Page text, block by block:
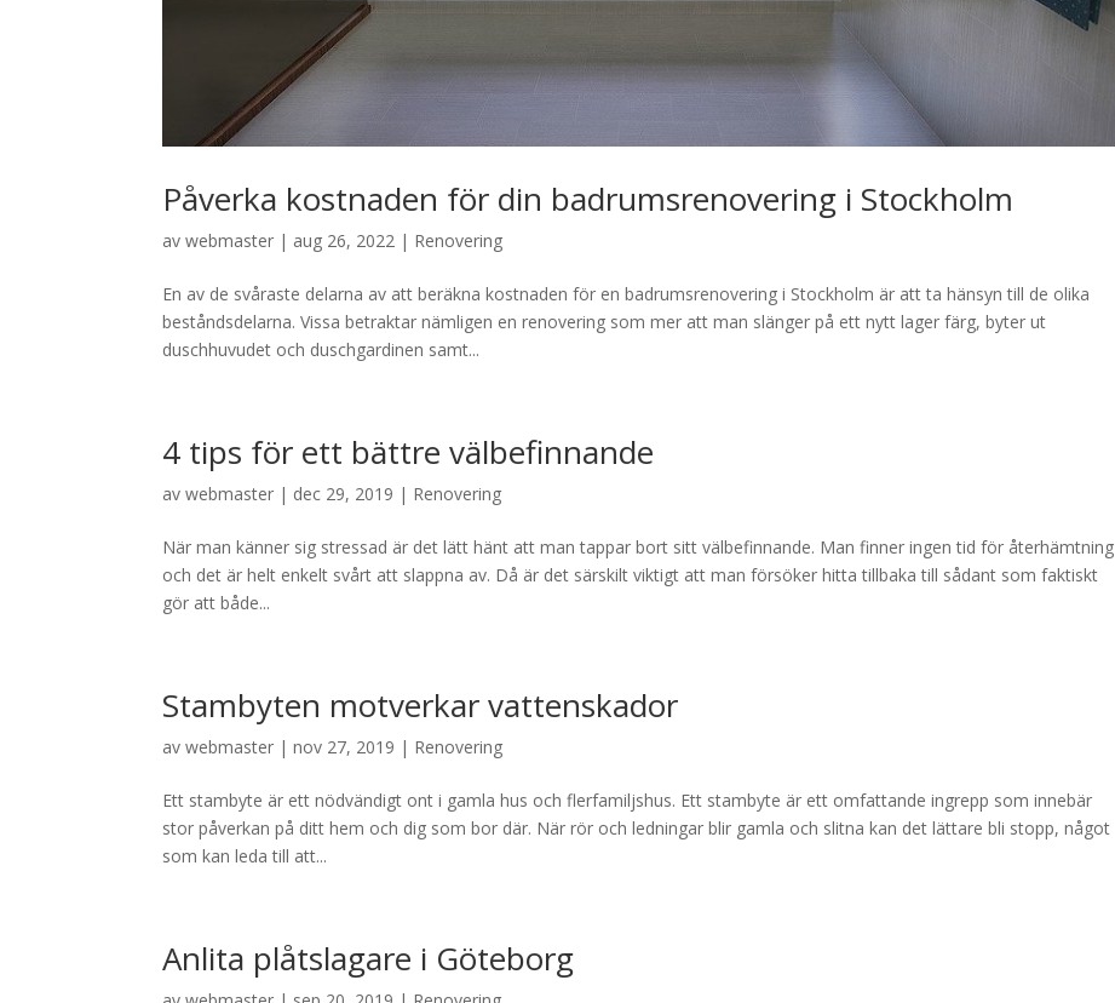
Påverka kostnaden för din badrumsrenovering i Stockholm
avwebmaster | aug 26, 2022 | Renovering
En av de svåraste delarna av att beräkna kostnaden för en badrumsrenovering i Stockholm är att ta hänsyn till de olika
beståndsdelarna. Vissa betraktar nämligen en renovering som mer att man slänger på ett nytt lager färg, byter ut
duschhuvudet och duschgardinen samt...
4 tips för ett bättre välbefinnande
avwebmaster | dec 29, 2019 | Renovering
När man känner sig stressad är det lätt hänt att man tappar bort sitt välbefinnande. Man finner ingen tid för återhämtning
och det är helt enkelt svårt att slappna av. Då är det särskilt viktigt att man försöker hitta tillbaka till sådant som faktiskt
gör att både...
Stambyten motverkar vattenskador
avwebmaster |nov 27, 2019 | Renovering
Ett stambyte är ett nödvändigt ont i gamla hus och flerfamiljshus. Ett stambyte är ett omfattande ingrepp som innebär
stor påverkan på ditt hem och dig som bor där. När rör och ledningar blir gamla och slitna kan det lättare bli stopp, något
som kan leda till att...
Anlita plåtslagare i Göteborg